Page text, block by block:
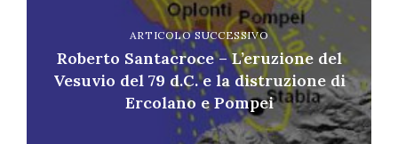
ARTICOLO SUCCESSIVO
Roberto Santacroce – L’eruzione del
Vesuvio del 79 d.C. e la distruzione di
Ercolano e Pompei